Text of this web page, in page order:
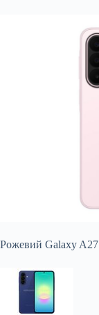
Рожевий Galaxy A27